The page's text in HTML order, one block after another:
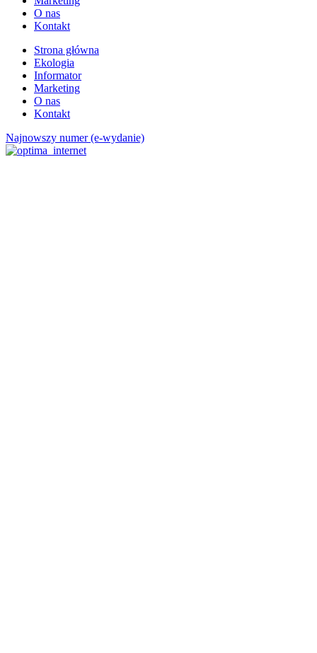
O nas
Kontakt
Strona główna
Ekologia
Informator
Marketing
O nas
Kontakt
Najnowszy numer (e-wydanie)